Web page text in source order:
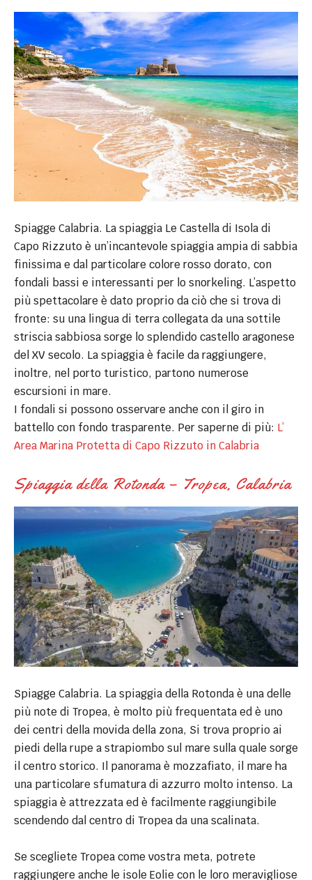
Spiagge Calabria. La spiaggia Le Castella di Isola di
Capo Rizzuto è un’incantevole spiaggia ampia di sabbia
finissima e dal particolare colore rosso dorato, con
fondali bassi e interessanti per lo snorkeling. L’aspetto
più spettacolare è dato proprio da ciò che si trova di
fronte: su una lingua di terra collegata da una sottile
striscia sabbiosa sorge lo splendido castello aragonese
del XV secolo. La spiaggia è facile da raggiungere,
inoltre, nel porto turistico, partono numerose
escursioni in mare.
I fondali si possono osservare anche con il giro in
battello con fondo trasparente. Per saperne di più: L’
Area Marina Protetta di Capo Rizzuto in Calabria
Spiaggia della Rotonda – Tropea, Calabria
Spiagge Calabria. La spiaggia della Rotonda è una delle
più note di Tropea, è molto più frequentata ed è uno
dei centri della movida della zona, Si trova proprio ai
piedi della rupe a strapiombo sul mare sulla quale sorge
il centro storico. Il panorama è mozzafiato, il mare ha
una particolare sfumatura di azzurro molto intenso. La
spiaggia è attrezzata ed è facilmente raggiungibile
scendendo dal centro di Tropea da una scalinata.
Se scegliete Tropea come vostra meta, potrete
raggiungere anche le isole Eolie con le loro meravigliose